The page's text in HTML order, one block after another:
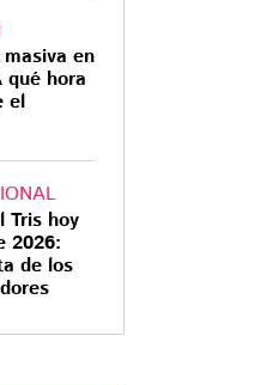
en
qué hora
el
Tris hoy
2026:
de los